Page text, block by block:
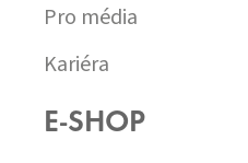
Pro média
Kariéra
E-SHOP